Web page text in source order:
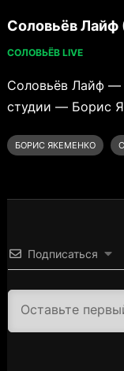
Соловьёв Лайф
СОЛОВЬЁВ LIVE
Соловьёв Лайф —
студии — Борис
БОРИС ЯКЕМЕНКО
Подписаться